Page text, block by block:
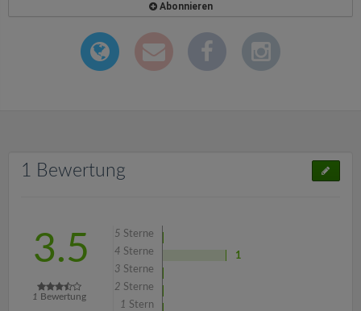
Abonnieren
1 Bewertung
3.5
1 Bewertung
5 Sterne
4 Sterne
1
3 Sterne
2 Sterne
1 Stern